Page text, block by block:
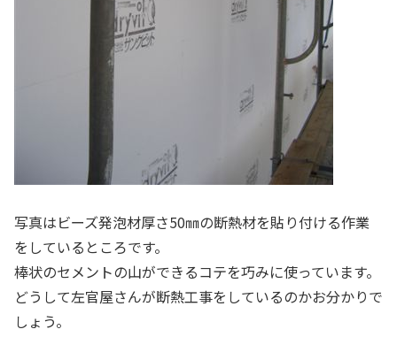
写真はビーズ発泡材厚さ50㎜の断熱材を貼り付ける作業
をしているところです。
棒状のセメントの山ができるコテを巧みに使っています。
どうして左官屋さんが断熱工事をしているのかお分かりで
しょう。